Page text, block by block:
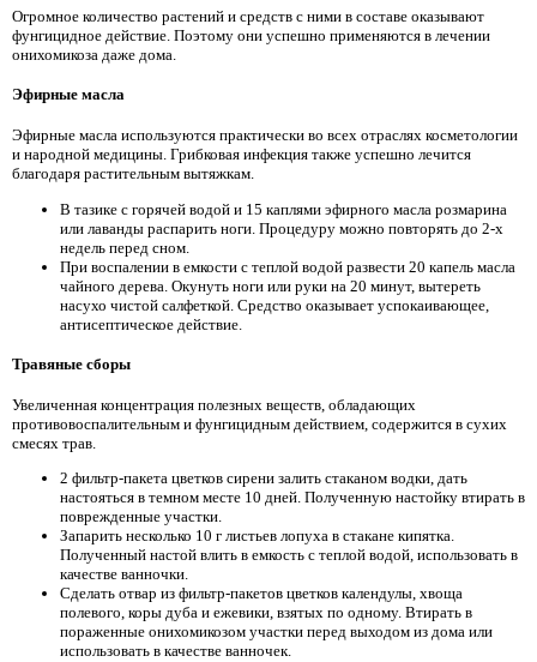
Огромное количество растений и средств с ними в составе оказывают
фунгицидное действие. Поэтому они успешно применяются в лечении
онихомикоза даже дома.
Эфирные масла
Эфирные масла используются практически во всех отраслях косметологии
и народной медицины. Грибковая инфекция также успешно лечится
благодаря растительным вытяжкам.
В тазике с горячей водой и 15 каплями эфирного масла розмарина
или лаванды распарить ноги. Процедуру можно повторять до 2-х
недель перед сном.
При воспалении в емкости с теплой водой развести 20 капель масла
чайного дерева. Окунуть ноги или руки на 20 минут, вытереть
насухо чистой салфеткой. Средство оказывает успокаивающее,
антисептическое действие.
Травяные сборы
Увеличенная концентрация полезных веществ, обладающих
противовоспалительным и фунгицидным действием, содержится в сухих
смесях трав.
2 фильтр-пакета цветков сирени залить стаканом водки, дать
настояться в темном месте 10 дней. Полученную настойку втирать в
поврежденные участки.
Запарить несколько 10 г листьев лопуха в стакане кипятка.
Полученный настой влить в емкость с теплой водой, использовать в
качестве ванночки.
Сделать отвар из фильтр-пакетов цветков календулы, хвоща
полевого, коры дуба и ежевики, взятых по одному. Втирать в
пораженные онихомикозом участки перед выходом из дома или
использовать в качестве ванночек.